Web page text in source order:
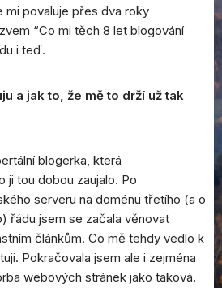
mi povaluje přes dva roky
“Co mi těch 8 let blogování
i teď.
a jak to, že mě to drží už tak
blogerka, která
ji tou dobou zaujalo. Po
serveru na doménu třetího (a o
řádu jsem se začala věnovat
článkům. Co mě tehdy vedlo k
Pokračovala jsem ale i zejména
webových stránek jako taková.